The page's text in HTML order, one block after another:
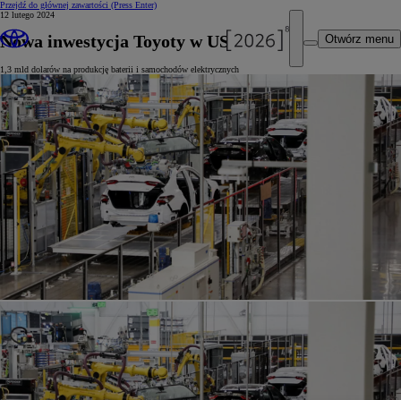
Przejdź do głównej zawartości (Press Enter)
Otwórz menu
12 lutego 2024
Nowa inwestycja Toyoty w USA
1,3 mld dolarów na produkcję baterii i samochodów elektrycznych